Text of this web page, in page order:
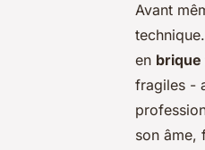
Avant
en brique
fragiles -
son âme,